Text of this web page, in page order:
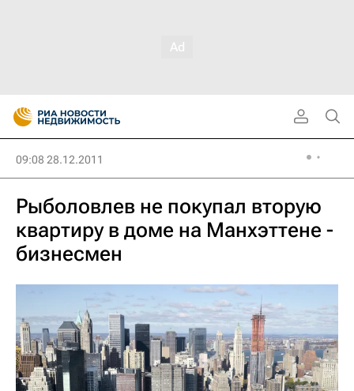
09:08 28.12.2011
Рыболовлев не покупал вторую
квартиру в доме на Манхэттене -
бизнесмен